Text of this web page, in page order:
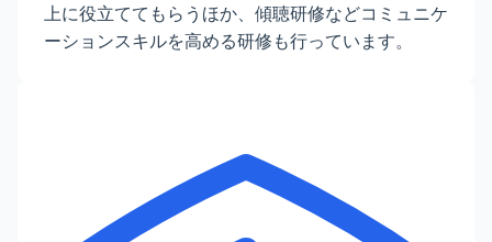
上に役立ててもらうほか、傾聴研修などコミュニケ
ーションスキルを高める研修も行っています。